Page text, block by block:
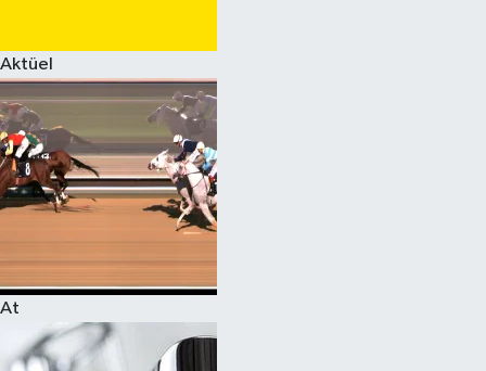
Aktüel
At